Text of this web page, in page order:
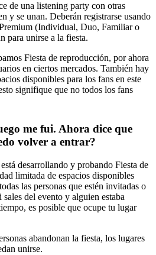
de una listening party con otras
y se unan. Deberán registrarse usando
(Individual, Duo, Familiar o
para unirse a la fiesta.
Fiesta de reproducción, por ahora
en ciertos mercados. También hay
disponibles para los fans en este
signifique que no todos los fans
me fui. Ahora dice que
volver a entrar?
desarrollando y probando Fiesta de
limitada de espacios disponibles
las personas que estén invitadas o
del evento y alguien estaba
es posible que ocupe tu lugar
abandonan la fiesta, los lugares
unirse.